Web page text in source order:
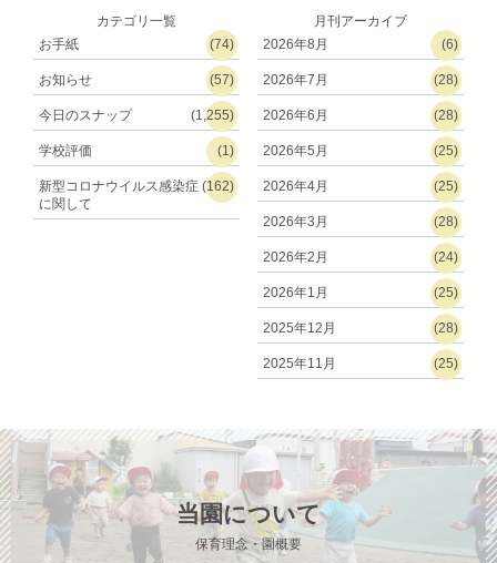
カテゴリ一覧
お手紙
(74)
お知らせ (57)
今日のスナップ (1,255)
学校評価 (1)
新型コロナウイルス感染症
に関して
(162)
月刊アーカイブ
2026年8月
(6)
2026年7月 (28)
2026年6月 (28)
2026年5月 (25)
2026年4月 (25)
2026年3月 (28)
2026年2月 (24)
2026年1月 (25)
2025年12月 (28)
2025年11月 (25)
当園について
保育理念・園概要